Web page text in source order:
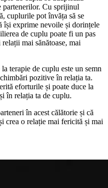
Cu sprijinul
cuplurile pot învăța să se
își exprime nevoile și dorințele
de cuplu poate fi un pas
mai sănătoase, mai
terapie de cuplu este un semn
pozitive în relația ta.
eforturile și poate duce la
în relația ta de cuplu.
în acest călătorie și că
crea o relație mai fericită și mai